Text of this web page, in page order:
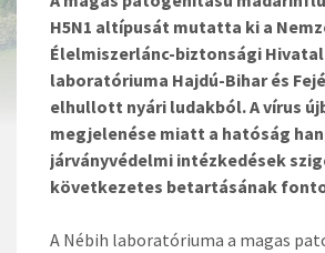
H5N1 altípusát mutatta ki a
Élelmiszerlánc-biztonsági
laboratóriuma Hajdú-Bihar és
elhullott nyári ludakból. A vírus
megjelenése miatt a hatóság
járványvédelmi intézkedések
következetes betartásának
A Nébih laboratóriuma a magas